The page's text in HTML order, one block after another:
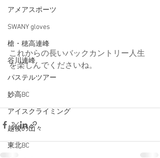
アメアスポーツ
SWANY gloves
槍・穂高連峰
谷川連峰
パステルツアー
妙高BC
アイスクライミング
越後の山々
東北BC
これからの長いバックカントリー人生
を楽しんでくださいね。